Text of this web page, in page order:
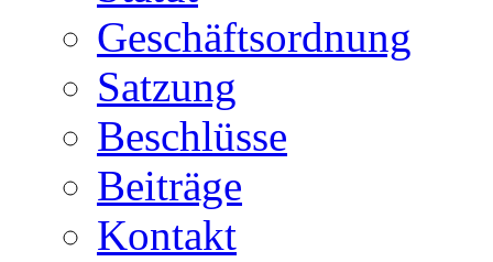
Geschäftsordnung
Satzung
Beschlüsse
Beiträge
Kontakt